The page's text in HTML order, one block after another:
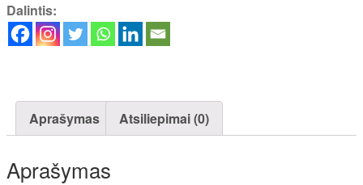
Dalintis:
Aprašymas Atsiliepimai (0)
Aprašymas